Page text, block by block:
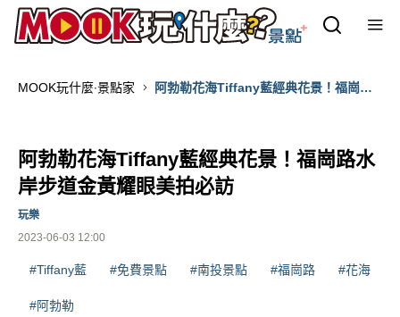
MOOK玩什麼‧景點家
阿勃勒花海Tiffany藍經典花景！福崗路
阿勃勒花海Tiffany藍經典花景！福崗路水
岸步道金黃耀眼美拍必訪
2023-06-03 12:00
玩樂
#Tiffany藍 #免費景點 #南投景點 #福崗路 #花海
#阿勃勒